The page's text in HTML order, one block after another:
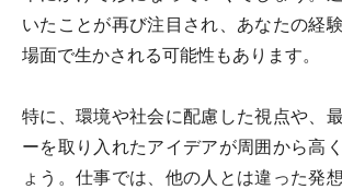
いたことが再び注目され、あなたの経
場面で生かされる可能性もあります。
特に、環境や社会に配慮した視点や、
ーを取り入れたアイデアが周囲から高
ょう。仕事では、他の人とは違った発